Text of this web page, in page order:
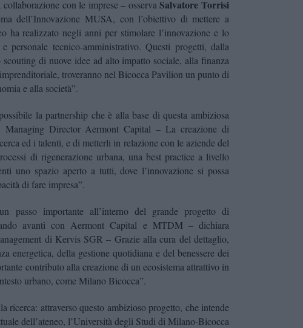
con le imprese – osservaSalvatore Torrisi
dell’Innovazione MUSA, con l’obiettivo di mettere a
ha realizzato negli anni per stimolare l’innovazione e lo
personale tecnico-amministrativo. Questi progetti, dalla
di nuove idee ad alto impatto sociale, alla finanza
troveranno nel Bicocca Pavilion un punto di
e alla società”.
la partnership che è alla base di questa ambiziosa
Managing Director Aermont Capital– La creazione di
ed i talenti, e di metterli in relazione con le aziende del
di rigenerazione urbana, una best practice a livello
uno spazio aperto a tutti, dove l’innovazione si possa
di fare impresa”.
passo importante all’interno del grande progetto di
avanti con Aermont Capital e MTDM – dichiara
di Kervis SGR– Grazie alla cura del dettaglio,
energetica, della gestione quotidiana e del benessere dei
contributo alla creazione di un ecosistema attrattivo in
urbano, come Milano Bicocca”.
ricerca: attraverso questo ambizioso progetto, che intende
dell’ateneo, l’Università degli Studi di Milano-Bicocca